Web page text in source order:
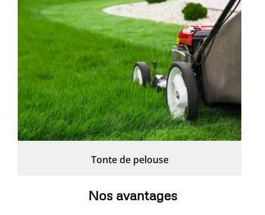
Tonte de pelouse
Nos avantages